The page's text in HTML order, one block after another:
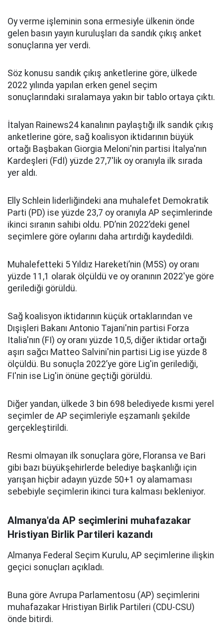
Oy verme işleminin sona ermesiyle ülkenin önde
gelen basın yayın kuruluşları da sandık çıkış anket
sonuçlarına yer verdi.
Söz konusu sandık çıkış anketlerine göre, ülkede
2022 yılında yapılan erken genel seçim
sonuçlarındaki sıralamaya yakın bir tablo ortaya çıktı.
İtalyan Rainews24 kanalının paylaştığı ilk sandık çıkış
anketlerine göre, sağ koalisyon iktidarının büyük
ortağı Başbakan Giorgia Meloni'nin partisi İtalya'nın
Kardeşleri (FdI) yüzde 27,7'lik oy oranıyla ilk sırada
yer aldı.
Elly Schlein liderliğindeki ana muhalefet Demokratik
Parti (PD) ise yüzde 23,7 oy oranıyla AP seçimlerinde
ikinci sıranın sahibi oldu. PD’nin 2022’deki genel
seçimlere göre oylarını daha artırdığı kaydedildi.
Muhalefetteki 5 Yıldız Hareketi’nin (M5S) oy oranı
yüzde 11,1 olarak ölçüldü ve oy oranının 2022'ye göre
gerilediği görüldü.
Sağ koalisyon iktidarının küçük ortaklarından ve
Dışişleri Bakanı Antonio Tajani'nin partisi Forza
Italia'nın (FI) oy oranı yüzde 10,5, diğer iktidar ortağı
aşırı sağcı Matteo Salvini'nin partisi Lig ise yüzde 8
ölçüldü. Bu sonuçla 2022’ye göre Lig'in gerilediği,
FI'nin ise Lig'in önüne geçtiği görüldü.
Diğer yandan, ülkede 3 bin 698 belediyede kısmi yerel
seçimler de AP seçimleriyle eşzamanlı şekilde
gerçekleştirildi.
Resmi olmayan ilk sonuçlara göre, Floransa ve Bari
gibi bazı büyükşehirlerde belediye başkanlığı için
yarışan hiçbir adayın yüzde 50+1 oy alamaması
sebebiyle seçimlerin ikinci tura kalması bekleniyor.
Almanya'da AP seçimlerini muhafazakar
Hristiyan Birlik Partileri kazandı
Almanya Federal Seçim Kurulu, AP seçimlerine ilişkin
geçici sonuçları açıkladı.
Buna göre Avrupa Parlamentosu (AP) seçimlerini
muhafazakar Hristiyan Birlik Partileri (CDU-CSU)
önde bitirdi.